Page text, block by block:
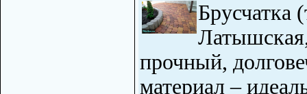
Брусчатка
прочный,
материал –